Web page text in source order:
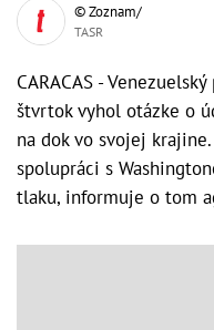
© Zoznam/
TASR
CARACAS -
štvrtok vyhol otázke o
na dok vo svojej
spolupráci s
tlaku, informuje o tom